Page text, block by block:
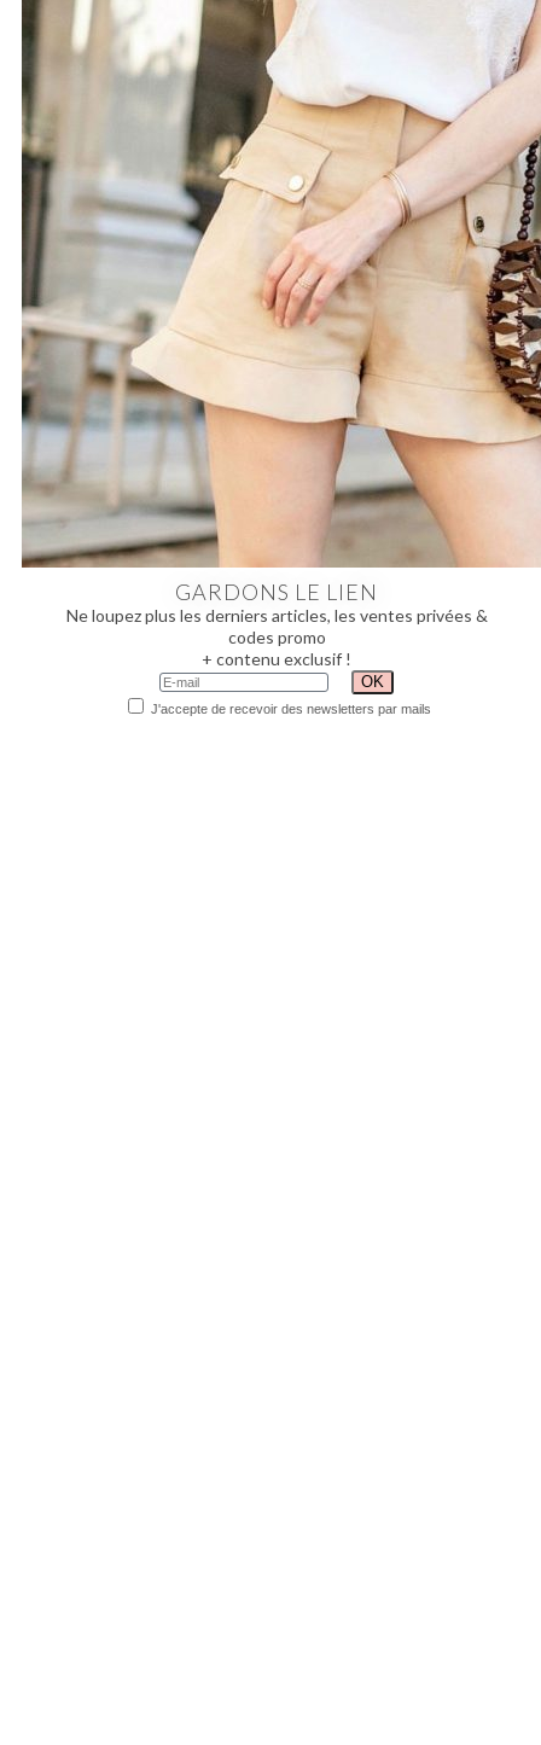
GARDONS LE LIEN
Ne loupez plus les derniers articles, les ventes privées &
codes promo
+ contenu exclusif !
J'accepte de recevoir des newsletters par mails